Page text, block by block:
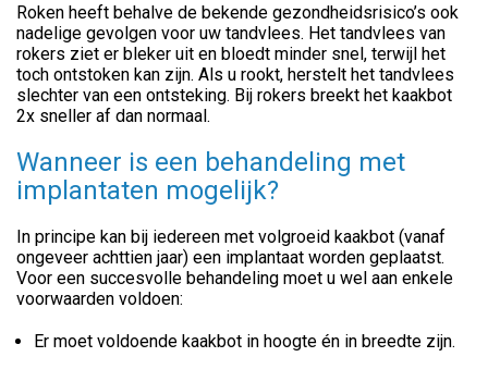
Roken heeft behalve de bekende gezondheidsrisico’s ook
nadelige gevolgen voor uw tandvlees. Het tandvlees van
rokers ziet er bleker uit en bloedt minder snel, terwijl het
toch ontstoken kan zijn. Als u rookt, herstelt het tandvlees
slechter van een ontsteking. Bij rokers breekt het kaakbot
2x sneller af dan normaal.
Wanneer is een behandeling met
implantaten mogelijk?
In principe kan bij iedereen met volgroeid kaakbot (vanaf
ongeveer achttien jaar) een implantaat worden geplaatst.
Voor een succesvolle behandeling moet u wel aan enkele
voorwaarden voldoen:
Er moet voldoende kaakbot in hoogte én in breedte zijn.